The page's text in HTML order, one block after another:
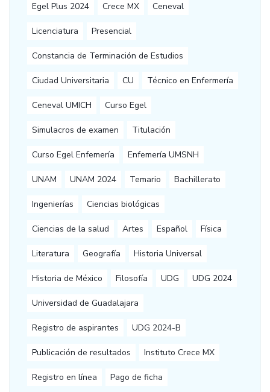
Egel Plus 2024 Crece MX Ceneval
Licenciatura Presencial
Constancia de Terminación de Estudios
Ciudad Universitaria CU Técnico en Enfermería
Ceneval UMICH Curso Egel
Simulacros de examen Titulación
Curso Egel Enfemería Enfemería UMSNH
UNAM UNAM 2024 Temario Bachillerato
Ingenierías Ciencias biológicas
Ciencias de la salud Artes Español Física
Literatura Geografía Historia Universal
Historia de México Filosofía UDG UDG 2024
Universidad de Guadalajara
Registro de aspirantes UDG 2024-B
Publicación de resultados Instituto Crece MX
Registro en línea Pago de ficha